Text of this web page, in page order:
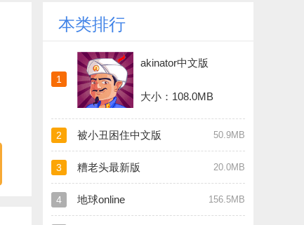
本类排行
1
akinator中文版
大小：108.0MB
2 被小丑困住中文版 50.9MB
3 糟老头最新版 20.0MB
4 地球online 156.5MB